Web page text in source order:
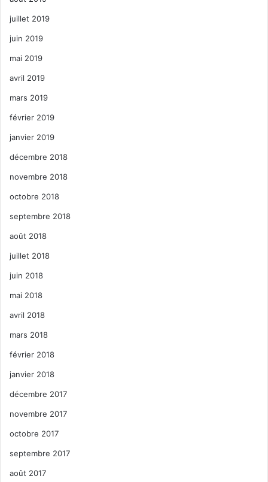
juillet 2019
juin 2019
mai 2019
avril 2019
mars 2019
février 2019
janvier 2019
décembre 2018
novembre 2018
octobre 2018
septembre 2018
août 2018
juillet 2018
juin 2018
mai 2018
avril 2018
mars 2018
février 2018
janvier 2018
décembre 2017
novembre 2017
octobre 2017
septembre 2017
août 2017